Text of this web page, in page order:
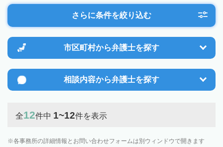
さらに条件を絞り込む
市区町村から弁護士を探す
相談内容から弁護士を探す
全12件中 1~12件を表示
各事務所の詳細情報とお問い合わせフォームは別ウィンドウで開きます